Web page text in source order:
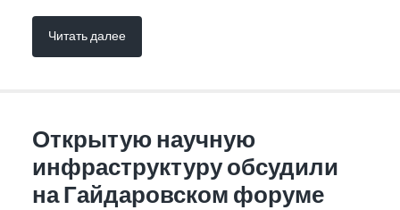
Читать далее
Открытую научную
инфраструктуру обсудили
на Гайдаровском форуме